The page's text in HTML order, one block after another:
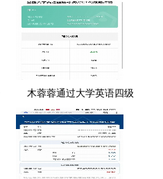
木蓉蓉通过大学英语四级